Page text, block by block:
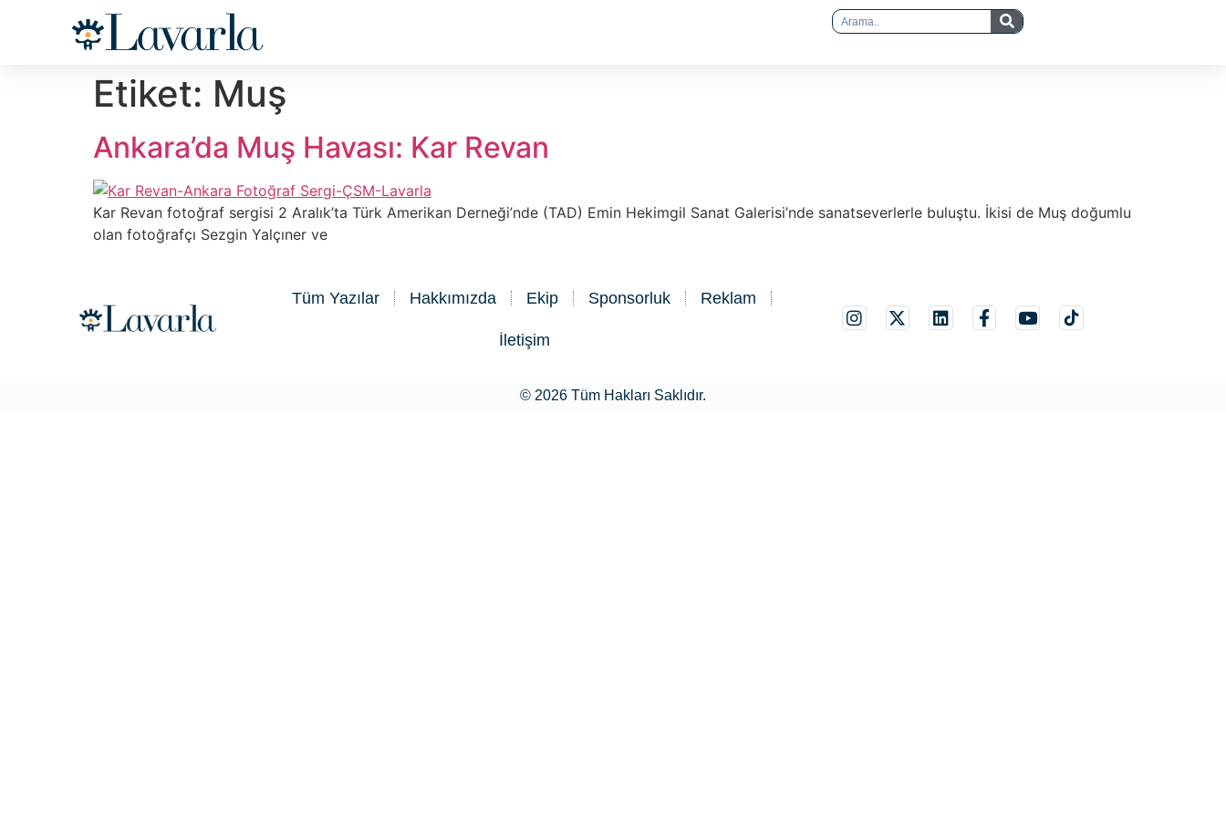
Etiket: Muş
Ankara’da Muş Havası: Kar Revan
Kar Revan fotoğraf sergisi 2 Aralık’ta Türk Amerikan Derneği’nde (TAD) Emin Hekimgil Sanat Galerisi’nde sanatseverlerle buluştu. İkisi de Muş doğumlu
olan fotoğrafçı Sezgin Yalçıner ve
Tüm Yazılar Hakkımızda Ekip Sponsorluk Reklam
İletişim
© 2026 Tüm Hakları Saklıdır.